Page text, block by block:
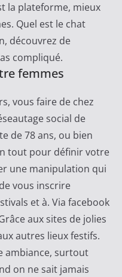
la plateforme, mieux
Quel est le chat
découvrez de
compliqué.
femmes
vous faire de chez
social de
de 78 ans, ou bien
tout pour définir votre
une manipulation qui
vous inscrire
et à. Via facebook
aux sites de jolies
autres lieux festifs.
ambiance, surtout
on ne sait jamais